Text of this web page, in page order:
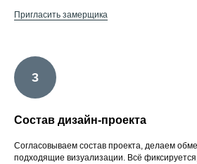
Пригласить замерщика
Состав дизайн-проекта
Согласовываем состав проекта, делаем
подходящие визуализации. Всё